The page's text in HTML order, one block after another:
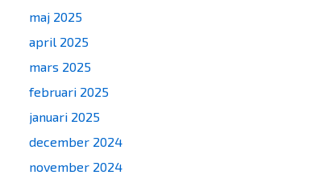
maj 2025
april 2025
mars 2025
februari 2025
januari 2025
december 2024
november 2024